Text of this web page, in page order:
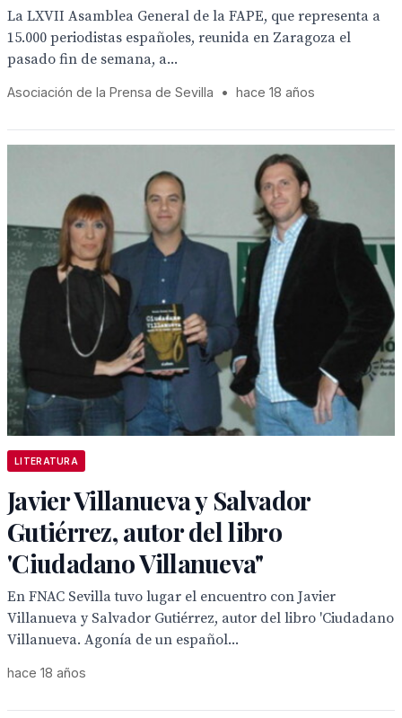
La LXVII Asamblea General de la FAPE, que representa a
15.000 periodistas españoles, reunida en Zaragoza el
pasado fin de semana, a...
Asociación de la Prensa de Sevilla • hace 18 años
LITERATURA
Javier Villanueva y Salvador
Gutiérrez, autor del libro
'Ciudadano Villanueva"
En FNAC Sevilla tuvo lugar el encuentro con Javier
Villanueva y Salvador Gutiérrez, autor del libro 'Ciudadano
Villanueva. Agonía de un español...
hace 18 años